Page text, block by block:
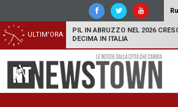
ULTIM'ORA
PIL IN ABRUZZO NEL 2026
DECIMA IN ITALIA